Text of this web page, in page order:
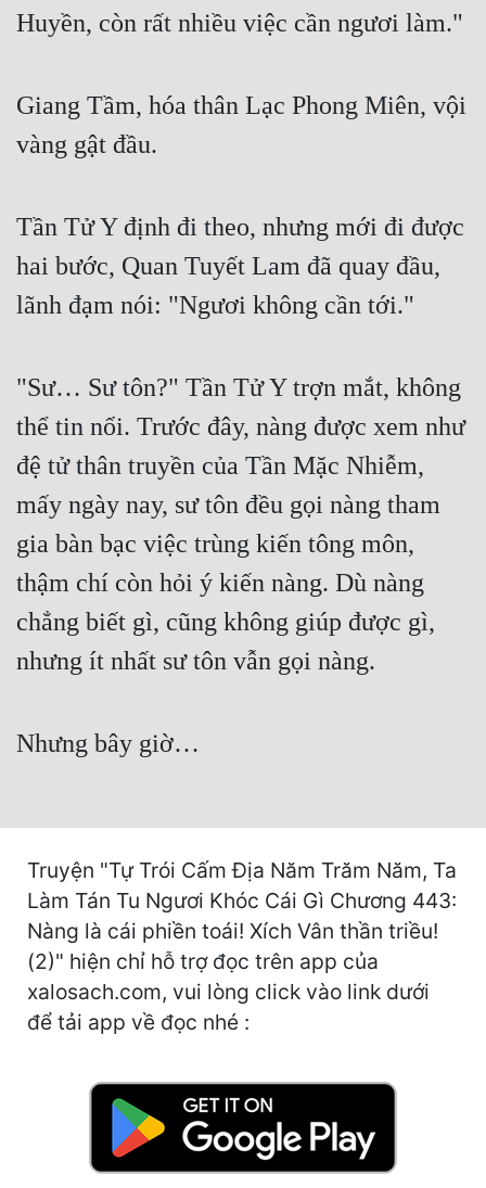
Cổ Tiên Hiệp
Du Hí
Dã Sử
Dị Năng
Gia Đấu
Góc Nhìn Nam
Huyền Ảo
Hài Hước
Hệ Thống
Học Đường
Khoa Huyễn
Kinh Dị
Kỳ Ảo
Linh Dị
Làm Giàu
Lịch Sử
Huyền, còn rất nhiều việc cần ngươi làm."
Giang Tầm, hóa thân Lạc Phong Miên, vội
vàng gật đầu.
Tần Tử Y định đi theo, nhưng mới đi được
hai bước, Quan Tuyết Lam đã quay đầu,
lãnh đạm nói: "Ngươi không cần tới."
"Sư… Sư tôn?" Tần Tử Y trợn mắt, không
thể tin nổi. Trước đây, nàng được xem như
đệ tử thân truyền của Tần Mặc Nhiễm,
mấy ngày nay, sư tôn đều gọi nàng tham
gia bàn bạc việc trùng kiến tông môn,
thậm chí còn hỏi ý kiến nàng. Dù nàng
chẳng biết gì, cũng không giúp được gì,
nhưng ít nhất sư tôn vẫn gọi nàng.
Nhưng bây giờ…
Truyện "Tự Trói Cấm Địa Năm Trăm Năm, Ta
Làm Tán Tu Ngươi Khóc Cái Gì Chương 443:
Nàng là cái phiền toái! Xích Vân thần triều!
(2)" hiện chỉ hỗ trợ đọc trên app của
xalosach.com, vui lòng click vào link dưới
để tải app về đọc nhé :